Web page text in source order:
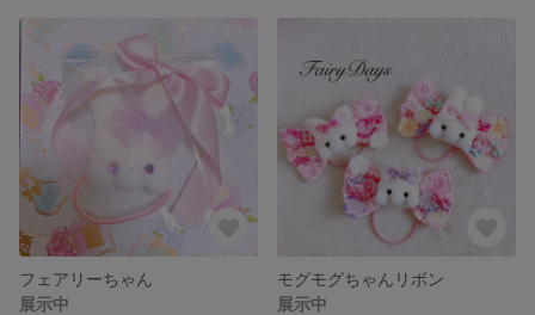
フェアリーちゃん
展示中
モグモグちゃんリボン
展示中